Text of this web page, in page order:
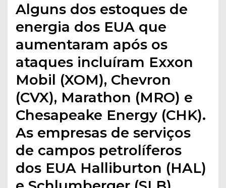
Alguns dos estoques de
energia dos EUA que
aumentaram após os
ataques incluíram Exxon
Mobil (XOM), Chevron
(CVX), Marathon (MRO) e
Chesapeake Energy (CHK).
As empresas de serviços
de campos petrolíferos
dos EUA Halliburton (HAL)